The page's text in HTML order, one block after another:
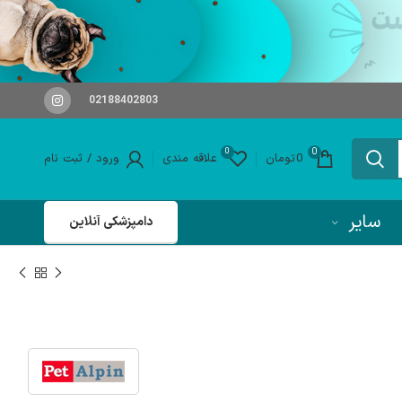
02188402803
0
0تومان 0 علاقه مندی ورود / ثبت نام
سایر دامپزشکی آنلاین